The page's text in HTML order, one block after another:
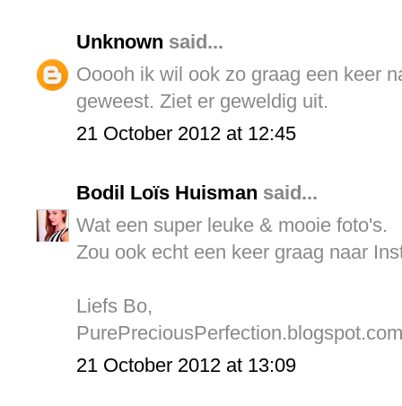
Unknown said...
Ooooh ik wil ook zo graag een keer
geweest. Ziet er geweldig uit.
21 October 2012 at 12:45
Bodil Loïs Huisman said...
Wat een super leuke & mooie foto's.
Zou ook echt een keer graag naar
Liefs Bo,
PurePreciousPerfection.blogspot.com
21 October 2012 at 13:09